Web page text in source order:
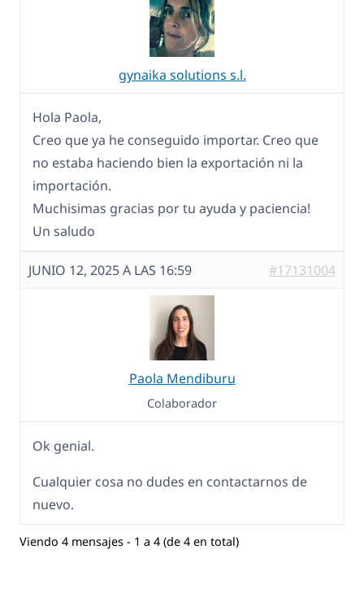
gynaika solutions s.l.
Hola Paola,
Creo que ya he conseguido importar. Creo que
no estaba haciendo bien la exportación ni la
importación.
Muchisimas gracias por tu ayuda y paciencia!
Un saludo
JUNIO 12, 2025 A LAS 16:59 #17131004
Paola Mendiburu
Colaborador
Ok genial.
Cualquier cosa no dudes en contactarnos de
nuevo.
Viendo 4 mensajes - 1 a 4 (de 4 en total)